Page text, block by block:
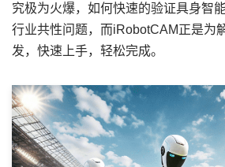
究极为火爆，如何快速的验证具身智
行业共性问题，而iRobotCAM正是为
发，快速上手，轻松完成。